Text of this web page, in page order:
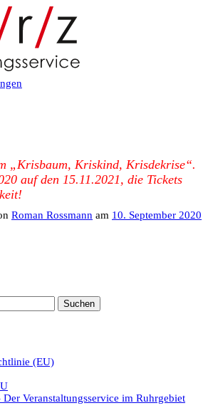
„Krisbaum, Kriskind, Krisdekrise“.
auf den 15.11.2021, die Tickets
Roman Rossmann am 10. September 2020
(EU)
Der Veranstaltungsservice im Ruhrgebiet